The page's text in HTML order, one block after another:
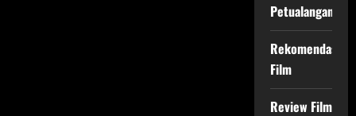
Petualangan
Rekomendasi
Film
Review Film